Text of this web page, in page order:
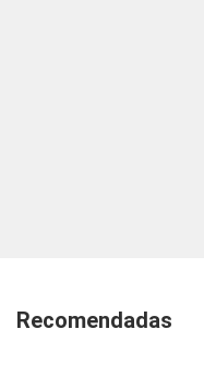
Recomendadas